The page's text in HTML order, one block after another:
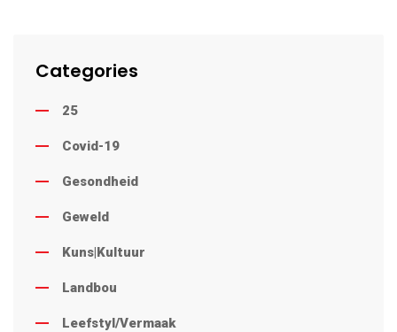
Categories
25
Covid-19
Gesondheid
Geweld
Kuns|Kultuur
Landbou
Leefstyl/Vermaak